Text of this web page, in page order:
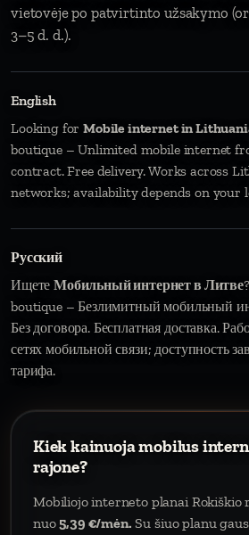
vietovėje po patvirtinto užsakymo
3–5 d. d.).
English
Looking forMobile internet in
boutique – Unlimited mobile internet
contract. Free delivery. Works across
networks; availability depends on your
Русский
ИщетеМобильный интернет в Литве
boutique – Безлимитный мобильный
Без договора. Бесплатная доставка.
сетях мобильной связи; доступность
тарифа.
Kiek kainuoja mobilus
rajone?
Mobiliojo interneto planai Rokiškio
nuo5,39 €/mėn. Su šiuo planu